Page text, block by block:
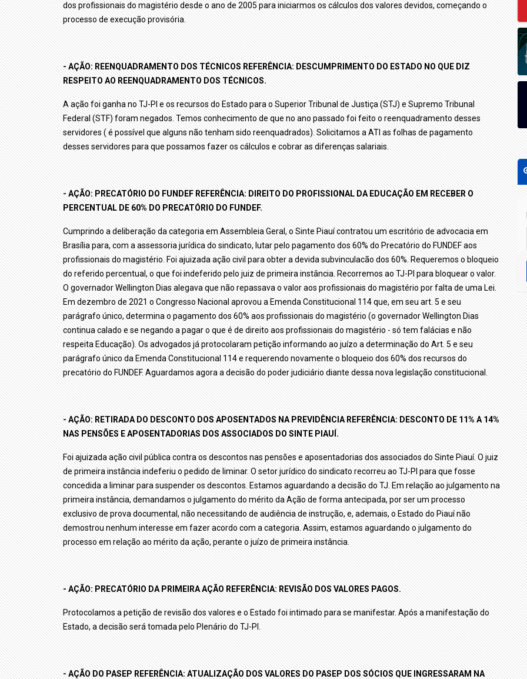
dos profissionais do magistério desde o ano de 2005 para iniciarmos os cálculos dos valores devidos, começando o
processo de execução provisória.
- AÇÃO: REENQUADRAMENTO DOS TÉCNICOS REFERÊNCIA: DESCUMPRIMENTO DO ESTADO NO QUE DIZ
RESPEITO AO REENQUADRAMENTO DOS TÉCNICOS.
A ação foi ganha no TJ-PI e os recursos do Estado para o Superior Tribunal de Justiça (STJ) e Supremo Tribunal
Federal (STF) foram negados. Temos conhecimento de que no ano passado foi feito o reenquadramento desses
servidores ( é possível que alguns não tenham sido reenquadrados). Solicitamos a ATI as folhas de pagamento
desses servidores para que possamos fazer os cálculos e cobrar as diferenças salariais.
- AÇÃO: PRECATÓRIO DO FUNDEF REFERÊNCIA: DIREITO DO PROFISSIONAL DA EDUCAÇÃO EM RECEBER O
PERCENTUAL DE 60% DO PRECATÓRIO DO FUNDEF.
Cumprindo a deliberação da categoria em Assembleia Geral, o Sinte Piauí contratou um escritório de advocacia em
Brasília para, com a assessoria jurídica do sindicato, lutar pelo pagamento dos 60% do Precatório do FUNDEF aos
profissionais do magistério. Foi ajuizada ação civil para obter a devida subvinculacão dos 60%. Requeremos o bloqueio
do referido percentual, o que foi indeferido pelo juiz de primeira instância. Recorremos ao TJ-PI para bloquear o valor.
O governador Wellington Dias alegava que não repassava o valor aos profissionais do magistério por falta de uma Lei.
Em dezembro de 2021 o Congresso Nacional aprovou a Emenda Constitucional 114 que, em seu art. 5 e seu
parágrafo único, determina o pagamento dos 60% aos profissionais do magistério (o governador Wellington Dias
continua calado e se negando a pagar o que é de direito aos profissionais do magistério - só tem falácias e não
respeita Educação). Os advogados já protocolaram petição informando ao juízo a determinação do Art. 5 e seu
parágrafo único da Emenda Constitucional 114 e requerendo novamente o bloqueio dos 60% dos recursos do
precatório do FUNDEF. Aguardamos agora a decisão do poder judiciário diante dessa nova legislação constitucional.
- AÇÃO: RETIRADA DO DESCONTO DOS APOSENTADOS NA PREVIDÊNCIA REFERÊNCIA: DESCONTO DE 11% A 14%
NAS PENSÕES E APOSENTADORIAS DOS ASSOCIADOS DO SINTE PIAUÍ.
Foi ajuizada ação civil pública contra os descontos nas pensões e aposentadorias dos associados do Sinte Piauí. O juiz
de primeira instância indeferiu o pedido de liminar. O setor jurídico do sindicato recorreu ao TJ-PI para que fosse
concedida a liminar para suspender os descontos. Estamos aguardando a decisão do TJ. Em relação ao julgamento na
primeira instância, demandamos o julgamento do mérito da Ação de forma antecipada, por ser um processo
exclusivo de prova documental, não necessitando de audiência de instrução, e, ademais, o Estado do Piauí não
demostrou nenhum interesse em fazer acordo com a categoria. Assim, estamos aguardando o julgamento do
processo em relação ao mérito da ação, perante o juízo de primeira instância.
- AÇÃO: PRECATÓRIO DA PRIMEIRA AÇÃO REFERÊNCIA: REVISÃO DOS VALORES PAGOS.
Protocolamos a petição de revisão dos valores e o Estado foi intimado para se manifestar. Após a manifestação do
Estado, a decisão será tomada pelo Plenário do TJ-PI.
- AÇÃO DO PASEP REFERÊNCIA: ATUALIZAÇÃO DOS VALORES DO PASEP DOS SÓCIOS QUE INGRESSARAM NA